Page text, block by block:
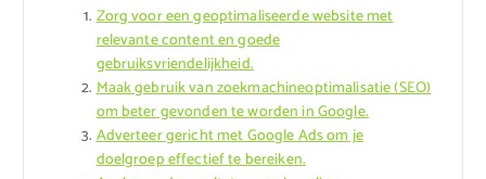
Zorg voor een geoptimaliseerde website met
relevante content en goede
gebruiksvriendelijkheid.
Maak gebruik van zoekmachineoptimalisatie (SEO)
om beter gevonden te worden in Google.
Adverteer gericht met Google Ads om je
doelgroep effectief te bereiken.